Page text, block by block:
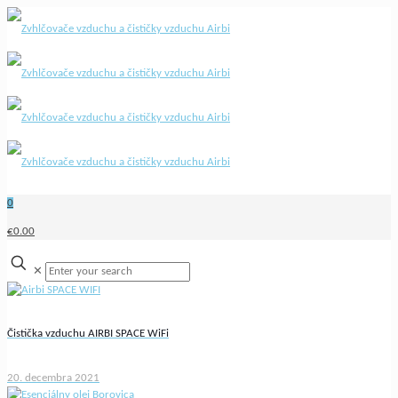
0
€0.00
✕
Čistička vzduchu AIRBI SPACE WiFi
20. decembra 2021